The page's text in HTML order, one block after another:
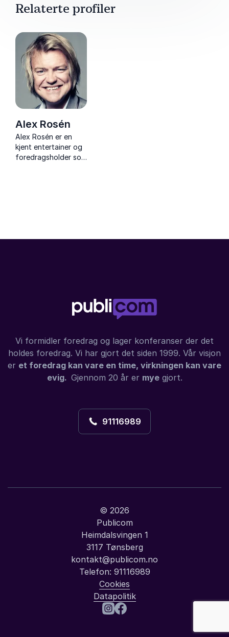
Relaterte profiler
Alex Rosén
Alex Rosén er en
kjent entertainer og
foredragsholder som
Vi formidler foredrag og lager konferanser der det
holdes foredrag. Vi har gjort det siden 1999. Vår visjon
er et foredrag kan vare en time, virkningen kan vare
evig. Gjennom 20 år er myegjort.
91116989
© 2026
Publicom
Heimdalsvingen 1
3117 Tønsberg
kontakt@publicom.no
Telefon: 91116989
Cookies
Datapolitik